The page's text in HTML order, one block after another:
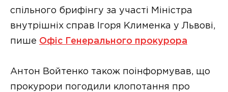
спільного брифінгу за участі Міністра
внутрішніх справ Ігоря Клименка у Львові,
пише Офіс Генерального прокурора
Антон Войтенко також поінформував, що
прокурори погодили клопотання про